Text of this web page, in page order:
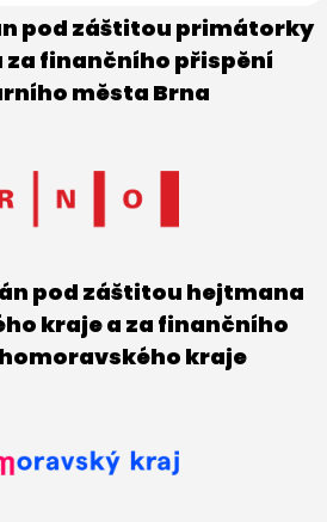
pod záštitou primátorky
za finančního přispění
města Brna
pod záštitou hejtmana
kraje a za finančního
kraje